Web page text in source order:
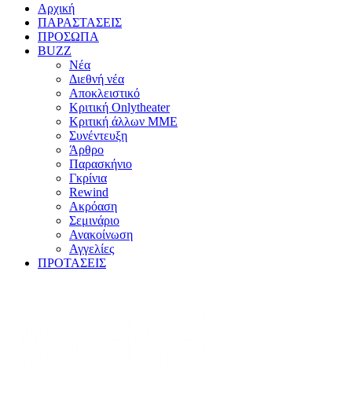
Αρχική
ΠΑΡΑΣΤΑΣΕΙΣ
ΠΡΟΣΩΠΑ
BUZZ
Νέα
Διεθνή νέα
Αποκλειστικό
Κριτική Onlytheater
Κριτική άλλων ΜΜΕ
Συνέντευξη
Άρθρο
Παρασκήνιο
Γκρίνια
Rewind
Ακρόαση
Σεμινάριο
Ανακοίνωση
Αγγελίες
ΠΡΟΤΑΣΕΙΣ